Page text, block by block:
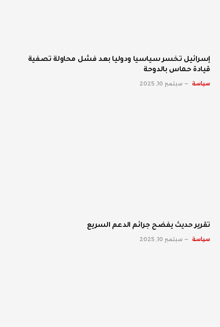
إسرائيل تخسر سياسيا ودوليا بعد فشل محاولة تصفية
قيادة حماس بالدوحة
سياسة سبتمبر 10, 2025
تقرير حديث يفضح جرائم الدعم السريع
سياسة سبتمبر 10, 2025